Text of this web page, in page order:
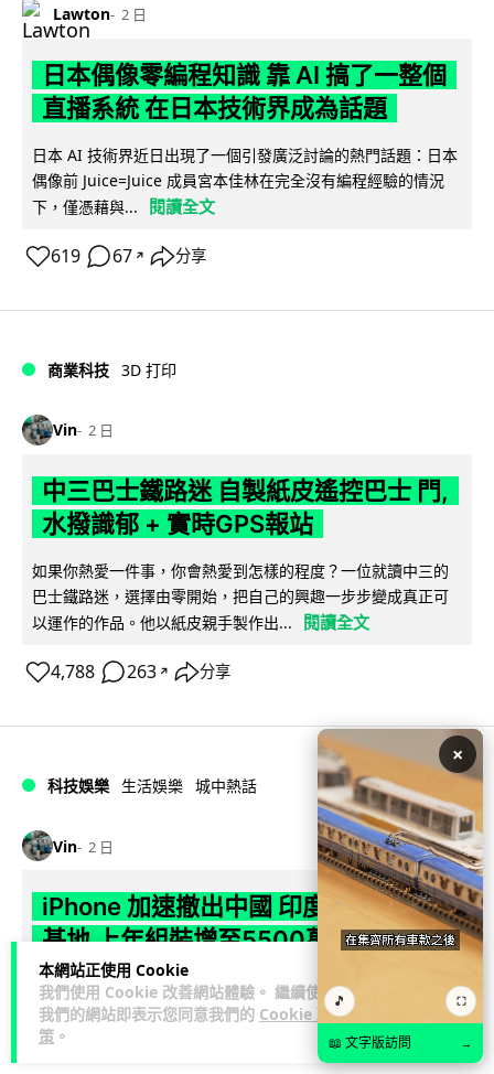
本網站正使用 Cookie
我們使用 Cookie 改善網站體驗。 繼續使用
我們的網站即表示您同意我們的 Cookie 政
策 。
Lawton 2 日
日本偶像零編程知識 靠 AI 搞了一整個
直播系統 在日本技術界成為話題
日本 AI 技術界近日出現了一個引發廣泛討論的熱門話題：日本
偶像前 Juice=Juice 成員宮本佳林在完全沒有編程經驗的情況
下，僅憑藉與...
閱讀全文
619 67 ↗ 分享
商業科技 3D 打印
Vin 2 日
中三巴士鐵路迷 自製紙皮遙控巴士 門,
水撥識郁 + 實時GPS報站
如果你熱愛一件事，你會熱愛到怎樣的程度？一位就讀中三的
巴士鐵路迷，選擇由零開始，把自己的興趣一步步變成真正可
以運作的作品。他以紙皮親手製作出...
閱讀全文
4,788 263 ↗ 分享
科技娛樂 生活娛樂 城中熱話
Vin 2 日
iPhone 加速撤出中國 印度成新機主要
基地 上年組裝增至5500萬部
Apple 加速將 iPhone 生產線由中國轉往印度，目標兩年內將
產量最高 50% 移至當地。印度政府推出關稅豁免及稅務優惠延
長至 204...
×
🎵 ⛶
📖 文字版訪問 →